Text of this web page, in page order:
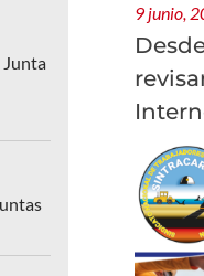
9 junio,
Junta